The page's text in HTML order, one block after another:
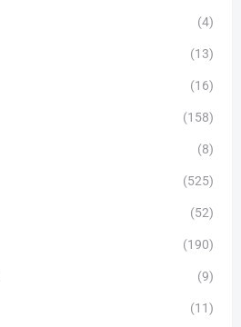
(4)
(13)
(16)
(158)
(8)
(525)
(52)
(190)
(9)
(11)